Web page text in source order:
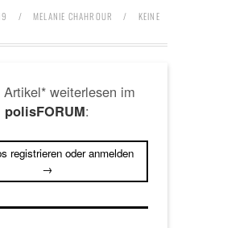
/ MELANIE CHAHROUR /
KEINE
Artikel* weiterlesen im
polisFORUM:
registrieren oder anmelden
→